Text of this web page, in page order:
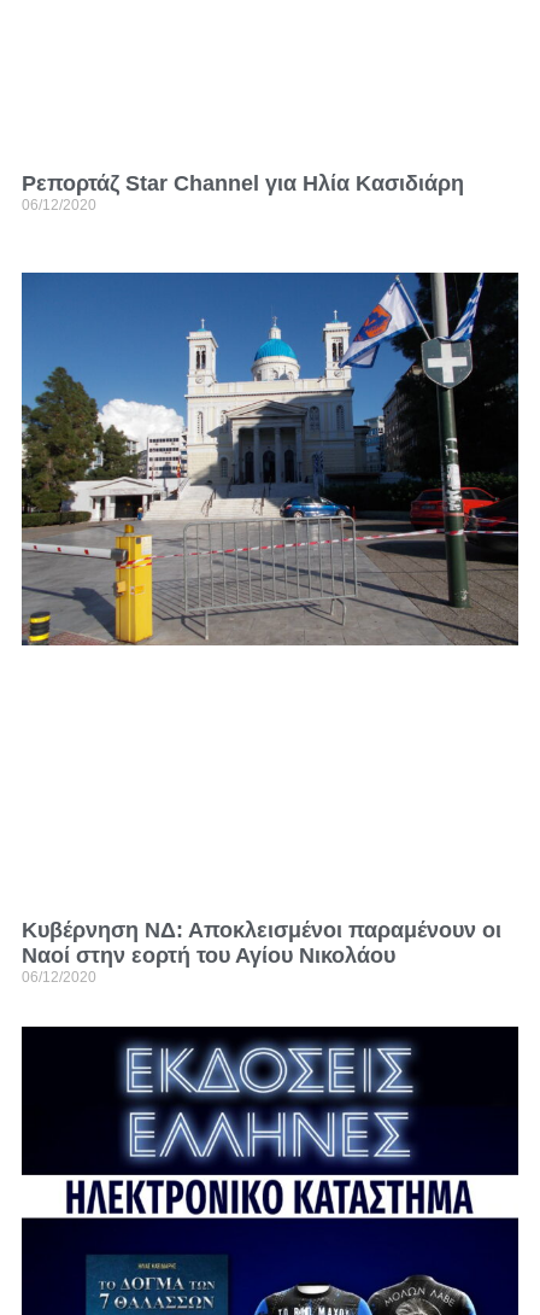
Ρεπορτάζ Star Channel για Ηλία Κασιδιάρη
06/12/2020
Κυβέρνηση ΝΔ: Αποκλεισμένοι παραμένουν οι
Ναοί στην εορτή του Αγίου Νικολάου
06/12/2020